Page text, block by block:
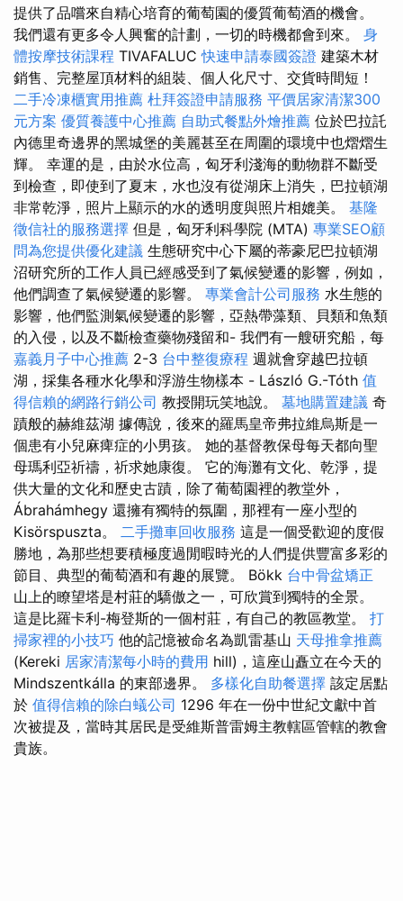
提供了品嚐來自精心培育的葡萄園的優質葡萄酒的機會。
我們還有更多令人興奮的計劃，一切的時機都會到來。 身
體按摩技術課程 TIVAFALUC快速申請泰國簽證 建築木材
銷售、完整屋頂材料的組裝、個人化尺寸、交貨時間短！
二手冷凍櫃實用推薦 杜拜簽證申請服務 平價居家清潔300
元方案 優質養護中心推薦 自助式餐點外燴推薦 位於巴拉託
內德里奇邊界的黑城堡的美麗甚至在周圍的環境中也熠熠生
輝。 幸運的是，由於水位高，匈牙利淺海的動物群不斷受
到檢查，即使到了夏末，水也沒有從湖床上消失，巴拉頓湖
非常乾淨，照片上顯示的水的透明度與照片相媲美。 基隆
徵信社的服務選擇 但是，匈牙利科學院 (MTA) 專業SEO顧
問為您提供優化建議 生態研究中心下屬的蒂豪尼巴拉頓湖
沼研究所的工作人員已經感受到了氣候變遷的影響，例如，
他們調查了氣候變遷的影響。 專業會計公司服務 水生態的
影響，他們監測氣候變遷的影響，亞熱帶藻類、貝類和魚類
的入侵，以及不斷檢查藥物殘留和- 我們有一艘研究船，每
嘉義月子中心推薦 2-3 台中整復療程 週就會穿越巴拉頓
湖，採集各種水化學和浮游生物樣本 - László G.-Tóth 值
得信賴的網路行銷公司 教授開玩笑地說。 墓地購置建議 奇
蹟般的赫維茲湖 據傳說，後來的羅馬皇帝弗拉維烏斯是一
個患有小兒麻痺症的小男孩。 她的基督教保母每天都向聖
母瑪利亞祈禱，祈求她康復。 它的海灘有文化、乾淨，提
供大量的文化和歷史古蹟，除了葡萄園裡的教堂外，
Ábrahámhegy 還擁有獨特的氛圍，那裡有一座小型的
Kisörspuszta。 二手攤車回收服務 這是一個受歡迎的度假
勝地，為那些想要積極度過閒暇時光的人們提供豐富多彩的
節目、典型的葡萄酒和有趣的展覽。 Bökk 台中骨盆矯正
山上的瞭望塔是村莊的驕傲之一，可欣賞到獨特的全景。
這是比羅卡利-梅登斯的一個村莊，有自己的教區教堂。 打
掃家裡的小技巧 他的記憶被命名為凱雷基山 天母推拿推薦
(Kereki 居家清潔每小時的費用 hill)，這座山矗立在今天的
Mindszentkálla 的東部邊界。 多樣化自助餐選擇 該定居點
於 值得信賴的除白蟻公司 1296 年在一份中世紀文獻中首
次被提及，當時其居民是受維斯普雷姆主教轄區管轄的教會
貴族。